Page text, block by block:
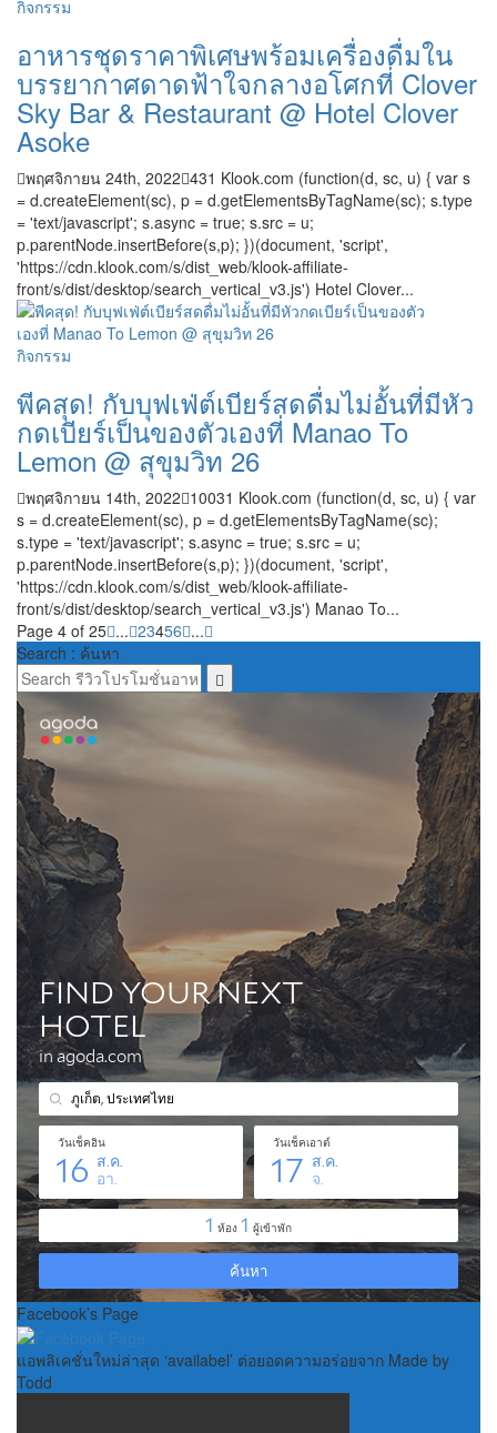
กิจกรรม
อาหารชุดราคาพิเศษพร้อมเครื่องดื่มใน
บรรยากาศดาดฟ้าใจกลางอโศกที่ Clover
Sky Bar & Restaurant @ Hotel Clover
Asoke
พฤศจิกายน 24th, 2022 431 Klook.com (function(d, sc, u) { var s
= d.createElement(sc), p = d.getElementsByTagName(sc); s.type
= 'text/javascript'; s.async = true; s.src = u;
p.parentNode.insertBefore(s,p); })(document, 'script',
'https://cdn.klook.com/s/dist_web/klook-affiliate-
front/s/dist/desktop/search_vertical_v3.js') Hotel Clover...
กิจกรรม
พีคสุด! กับบุฟเฟ่ต์เบียร์สดดื่มไม่อั้นที่มีหัว
กดเบียร์เป็นของตัวเองที่ Manao To
Lemon @ สุขุมวิท 26
พฤศจิกายน 14th, 2022 10031 Klook.com (function(d, sc, u) { var
s = d.createElement(sc), p = d.getElementsByTagName(sc);
s.type = 'text/javascript'; s.async = true; s.src = u;
p.parentNode.insertBefore(s,p); })(document, 'script',
'https://cdn.klook.com/s/dist_web/klook-affiliate-
front/s/dist/desktop/search_vertical_v3.js') Manao To...
Page 4 of 25 ... 23456 ...
Search : ค้นหา
Facebook’s Page
แอพลิเคชั่นใหม่ล่าสุด ‘availabel’ ต่อยอดความอร่อยจาก Made by
Todd